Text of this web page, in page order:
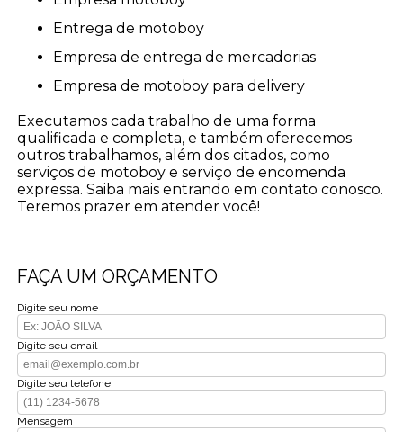
entrega de motoboy
empresa de entrega de mercadorias
empresa de motoboy para delivery
Executamos cada trabalho de uma forma
qualificada e completa, e também oferecemos
outros trabalhamos, além dos citados, como
serviços de motoboy e serviço de encomenda
expressa. Saiba mais entrando em contato conosco.
Teremos prazer em atender você!
FAÇA UM ORÇAMENTO
Digite seu nome
Digite seu email
Digite seu telefone
Mensagem